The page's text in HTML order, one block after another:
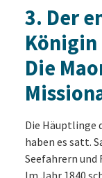
3. Der
Die
Die Häuptlinge
haben es satt.
Seefahrern und
Im Jahr 1840